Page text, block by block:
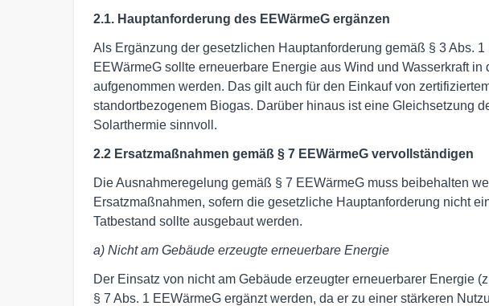
2.1. Hauptanforderung des EEWärmeG ergänzen
Als Ergänzung der gesetzlichen Hauptanforderung gemäß § 3 Abs.
EEWärmeG sollte erneuerbare Energie aus Wind und Wasserkraft
aufgenommen werden. Das gilt auch für den Einkauf von
standortbezogenem Biogas. Darüber hinaus ist eine Gleichsetzung
Solarthermie sinnvoll.
2.2 Ersatzmaßnahmen gemäß § 7 EEWärmeG vervollständigen
Die Ausnahmeregelung gemäß § 7 EEWärmeG muss beibehalten
Ersatzmaßnahmen, sofern die gesetzliche Hauptanforderung nicht
Tatbestand sollte ausgebaut werden.
a) Nicht am Gebäude erzeugte erneuerbare Energie
Der Einsatz von nicht am Gebäude erzeugter erneuerbarer Energie
§ 7 Abs. 1 EEWärmeG ergänzt werden, da er zu einer stärkeren